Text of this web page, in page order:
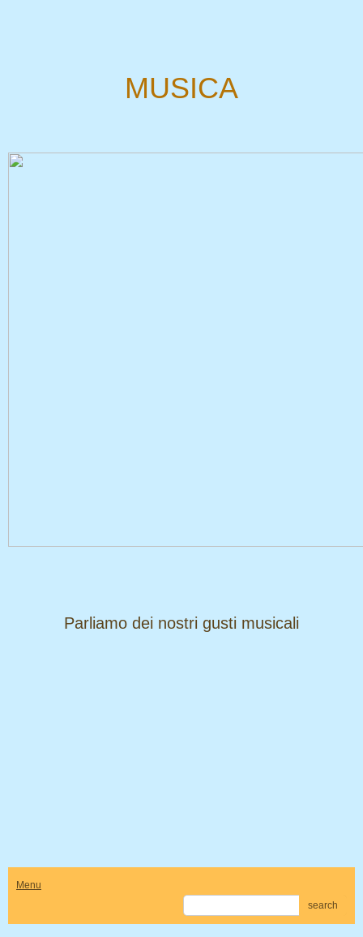
MUSICA
​​​​​​​Parliamo dei nostri gusti musicali
Menu
search